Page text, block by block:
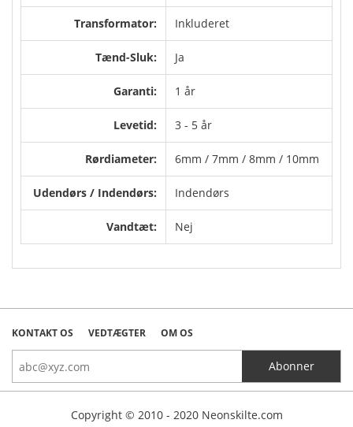
Transformator: Inkluderet
Tænd-Sluk: Ja
Garanti: 1 år
Levetid: 3 - 5 år
Rørdiameter: 6mm / 7mm / 8mm / 10mm
Udendørs / Indendørs: Indendørs
Vandtæt: Nej
KONTAKT OS VEDTÆGTER OM OS
Copyright © 2010 - 2020 Neonskilte.com